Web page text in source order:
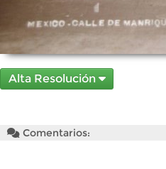
Alta Resolución
Comentarios: